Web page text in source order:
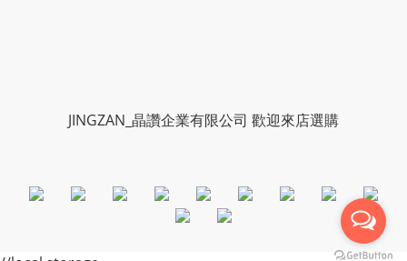
JINGZAN_晶讚企業有限公司 歡迎來店選購